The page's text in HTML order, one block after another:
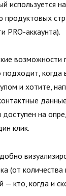
используется
PRO-аккаунта).
возможности
подходит,
и хотите,
на
клик.
(от
— кто, когда и